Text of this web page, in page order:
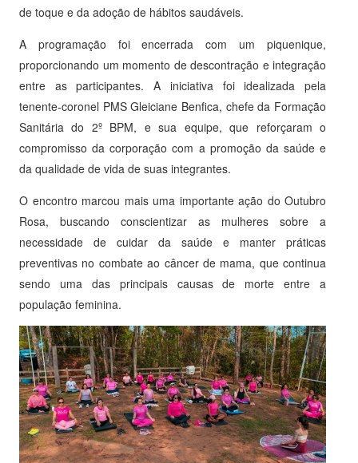
de toque e da adoção de hábitos saudáveis.
A programação foi encerrada com um piquenique,
proporcionando um momento de descontração e integração
entre as participantes. A iniciativa foi idealizada pela
tenente-coronel PMS Gleiciane Benfica, chefe da Formação
Sanitária do 2º BPM, e sua equipe, que reforçaram o
compromisso da corporação com a promoção da saúde e
da qualidade de vida de suas integrantes.
O encontro marcou mais uma importante ação do Outubro
Rosa, buscando conscientizar as mulheres sobre a
necessidade de cuidar da saúde e manter práticas
preventivas no combate ao câncer de mama, que continua
sendo uma das principais causas de morte entre a
população feminina.